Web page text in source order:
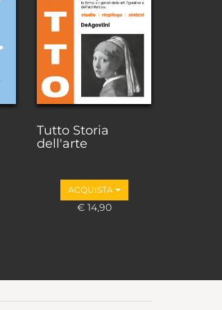
Tutto Storia
dell'arte
ACQUISTA
€ 14,90